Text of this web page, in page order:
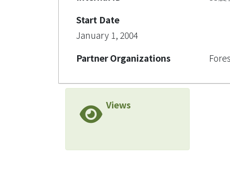
Start Date
January 1, 2004
Partner Organizations
Views